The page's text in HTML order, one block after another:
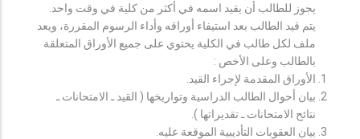
يجوز للطالب أن يقيد اسمه في أكثر من كلية في وقت واحد.
يتم قيد الطالب بعد استيفاء أوراقه وأداء الرسوم المقررة، ويعد
ملف لكل طالب في الكلية يحتوي على جميع الأوراق المتعلقة
بالطالب وعلى الأخص :
الأوراق المقدمة لإجراء القيد.
بيان أحوال الطالب الدراسية وتواريخها ( القيد ـ الامتحانات ـ
نتائح الامتحانات ـ تقديراتها ).
بيان العقوبات التأديبية الموقعة عليه.